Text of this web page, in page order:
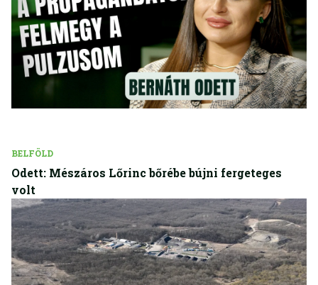
BELFÖLD
Odett: Mészáros Lőrinc bőrébe bújni fergeteges
volt